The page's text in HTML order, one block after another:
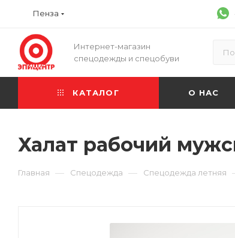
Пенза
Интернет-магазин
спецодежды и спецобуви
КАТАЛОГ О НАС
Халат рабочий
Главная — Спецодежда — Спецодежда летняя